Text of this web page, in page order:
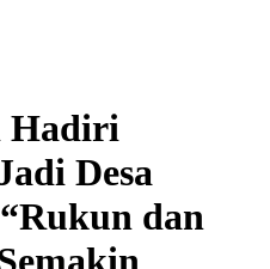
Hadiri
Desa
dan